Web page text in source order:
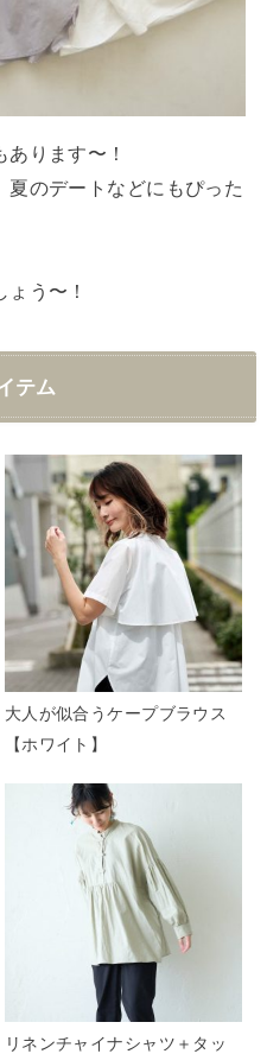
ります〜！
夏のデートなどにもぴった
う〜！
テム
大人が似合うケープブラウス
【ホワイト】
リネンチャイナシャツ＋タッ